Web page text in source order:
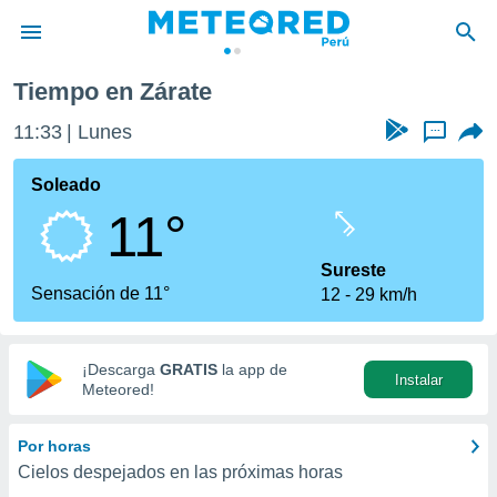
de
ha sido
calidad.
a este
las
y
digital
basada
Tiempo en Zárate
11:33 Lunes ...
Soleado
11°
Sensación de 11°
Sureste
12
29 km/h
¡Descarga GRATIS la app de
Meteored!
Instalar
Por horas
Cielos despejados en las próximas horas